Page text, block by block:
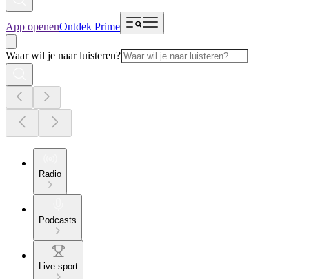
App openenOntdek Prime
Waar wil je naar luisteren?
Radio
Podcasts
Live sport